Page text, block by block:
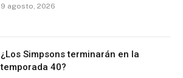
9 agosto, 2026
¿Los Simpsons terminarán en la
temporada 40?